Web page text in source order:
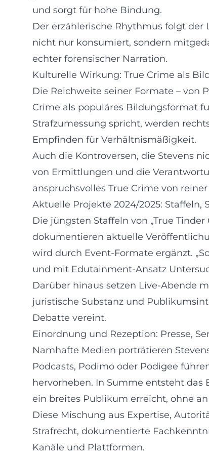
und sorgt für hohe Bindung.
Der erzählerische Rhythmus folgt der
nicht nur konsumiert, sondern
echter forensischer Narration.
Kulturelle Wirkung: True Crime als
Die Reichweite seiner Formate – von
Crime als populäres Bildungsformat
Strafzumessung spricht, werden
Empfinden für Verhältnismäßigkeit.
Auch die Kontroversen, die Stevens
von Ermittlungen und die
anspruchsvolles True Crime von
Aktuelle Projekte 2024/2025: Staffeln,
Die jüngsten Staffeln von „True
dokumentieren aktuelle
wird durch Event-Formate ergänzt.
und mit Edutainment-Ansatz
Darüber hinaus setzen Live-Abende
juristische Substanz und
Debatte vereint.
Einordnung und Rezeption: Presse,
Namhafte Medien porträtieren
Podcasts, Podimo oder Podigee
hervorheben. In Summe entsteht
ein breites Publikum erreicht, ohne
Diese Mischung aus Expertise,
Strafrecht, dokumentierte
Kanäle und Plattformen.